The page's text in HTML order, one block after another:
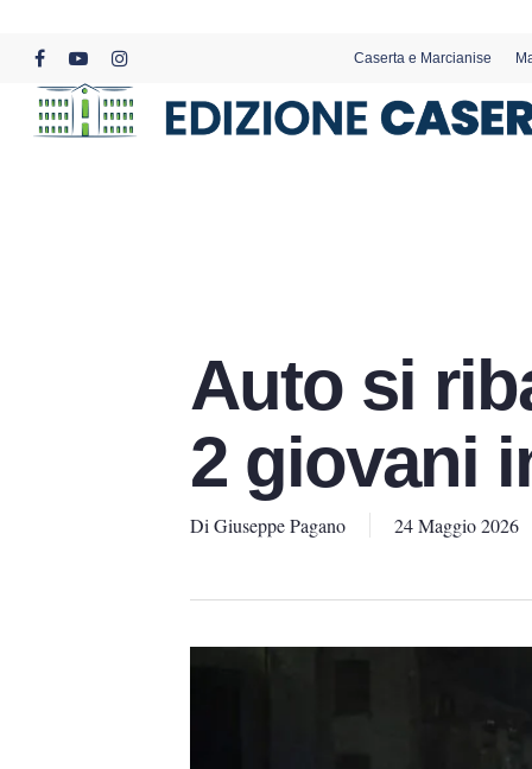
content
facebookyoutubeinstagram
Caserta e Marcianise
Auto si
2 giovani
Di Giuseppe Pagano 24 Maggio 2026